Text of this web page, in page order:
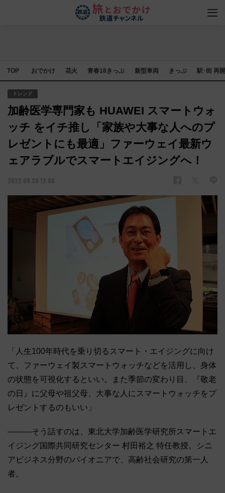
TOP おでかけ 花火 青春18きっぷ 新型車両 きっぷ 駅･街 再
トレンド
加齢医学専門家も HUAWEI スマートウォ
ッチ をイチ推し「家族や大事な人へのプ
レゼントにも最適」ファーウェイ最新ウ
ェアラブルでスマートエイジングへ！
2022.08.28 12:08
「人生100年時代を乗り切るスマート・エイジングに向け
て、ファーウェイ製スマートウォッチなどを活用し、身体
の状態を可視化するといい。また季節の変わり目、『敬老
の日』に父母や祖父母、大事な人にスマートウォッチをプ
レゼントするのもいい」
―――そう話すのは、東北大学加齢医学研究所スマートエ
イジング国際共同研究センター 村田裕之 特任教授。シニ
アビジネス分野のパイオニアで、高齢社会研究の第一人
者。